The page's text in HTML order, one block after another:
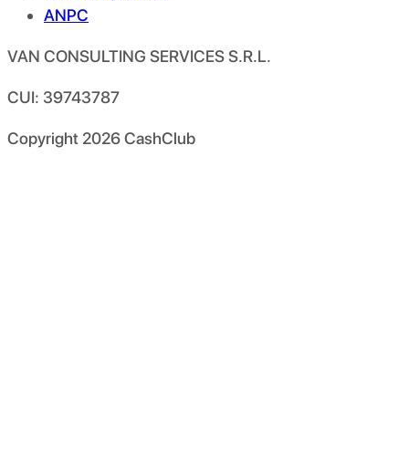
ANPC
VAN CONSULTING SERVICES S.R.L.
CUI: 39743787
Copyright 2026CashClub